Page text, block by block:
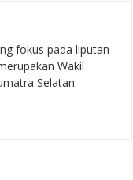
fokus pada liputan
Wakil
Selatan.